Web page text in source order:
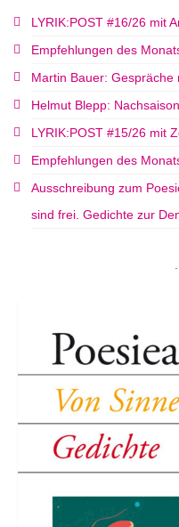
LYRIK:POST #16/26 mit
Empfehlungen des
Martin Bauer: Gespräche
Helmut Blepp: Nachsaison
LYRIK:POST #15/26 mit
Empfehlungen des
Ausschreibung zum
sind frei. Gedichte zur